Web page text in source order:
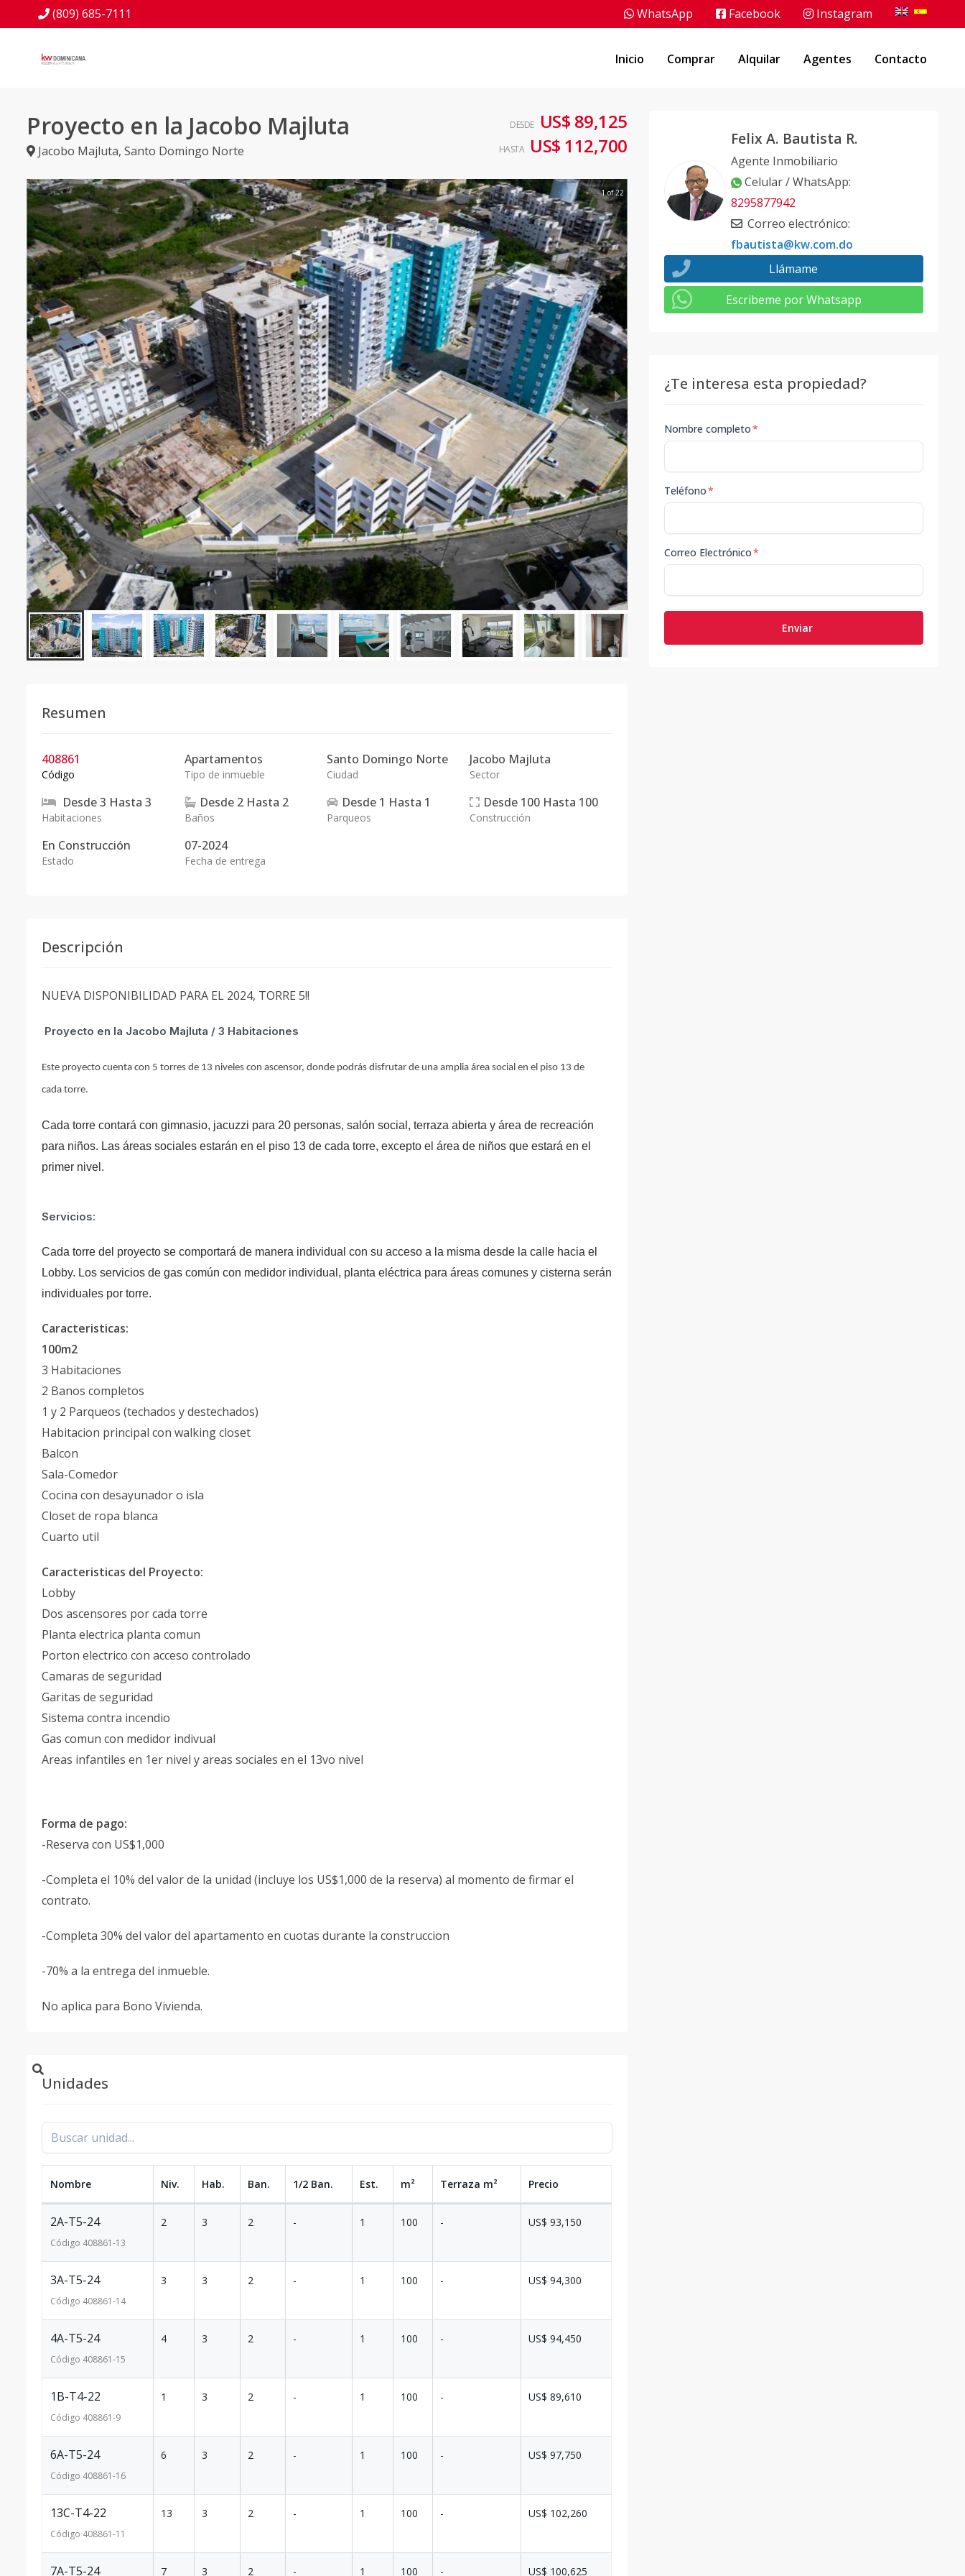
(809) 685-7111 WhatsApp Facebook Instagram
Inicio Comprar Alquilar Agentes Contacto
Proyecto en la Jacobo Majluta
Jacobo Majluta, Santo Domingo Norte
DESDE US$ 89,125
HASTA US$ 112,700
1 of 22
Resumen
408861
Código
Apartamentos
Tipo de inmueble
Santo Domingo Norte
Ciudad
Jacobo Majluta
Sector
Desde3 Hasta 3
Habitaciones
Desde 2 Hasta 2
Baños
Desde 1 Hasta 1
Parqueos
Desde 100 Hasta 100
Construcción
En Construcción
Estado
07-2024
Fecha de entrega
Descripción
NUEVA DISPONIBILIDAD PARA EL 2024, TORRE 5!!
Proyecto en la Jacobo Majluta / 3 Habitaciones
Este proyecto cuenta con 5 torres de 13 niveles con ascensor, donde podrás disfrutar de una amplia área social en el piso 13 de
cada torre.
Cada torre contará con gimnasio, jacuzzi para 20 personas, salón social, terraza abierta y área de recreación
para niños. Las áreas sociales estarán en el piso 13 de cada torre, excepto el área de niños que estará en el
primer nivel.
Servicios:
Cada torre del proyecto se comportará de manera individual con su acceso a la misma desde la calle hacia el
Lobby. Los servicios de gas común con medidor individual, planta eléctrica para áreas comunes y cisterna serán
individuales por torre.
Caracteristicas:
100m2
3 Habitaciones
2 Banos completos
1 y 2 Parqueos (techados y destechados)
Habitacion principal con walking closet
Balcon
Sala-Comedor
Cocina con desayunador o isla
Closet de ropa blanca
Cuarto util
Caracteristicas del Proyecto:
Lobby
Dos ascensores por cada torre
Planta electrica planta comun
Porton electrico con acceso controlado
Camaras de seguridad
Garitas de seguridad
Sistema contra incendio
Gas comun con medidor indivual
Areas infantiles en 1er nivel y areas sociales en el 13vo nivel
Forma de pago:
-Reserva con US$1,000
-Completa el 10% del valor de la unidad (incluye los US$1,000 de la reserva) al momento de firmar el
contrato.
-Completa 30% del valor del apartamento en cuotas durante la construccion
-70% a la entrega del inmueble.
No aplica para Bono Vivienda.
Unidades
Nombre Niv. Hab. Ban. 1/2 Ban. Est. m² Terraza m² Precio
2A-T5-24
Código 408861-13
2 3 2 - 1 100 - US$ 93,150
3A-T5-24
Código 408861-14
3 3 2 - 1 100 - US$ 94,300
4A-T5-24
Código 408861-15
4 3 2 - 1 100 - US$ 94,450
1B-T4-22
Código 408861-9
1 3 2 - 1 100 - US$ 89,610
6A-T5-24
Código 408861-16
6 3 2 - 1 100 - US$ 97,750
13C-T4-22
Código 408861-11
13 3 2 - 1 100 - US$ 102,260
7A-T5-24 7 3 2 - 1 100 - US$ 100,625
Felix A. Bautista R.
Agente Inmobiliario
Celular / WhatsApp:
8295877942
Correo electrónico:
fbautista@kw.com.do
Llámame
Escribeme por Whatsapp
¿Te interesa esta propiedad?
Nombre completo*
Teléfono*
Correo Electrónico*
Enviar